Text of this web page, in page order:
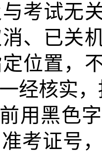
考试无
、已关
位置，
经核实
用黑色
考证号